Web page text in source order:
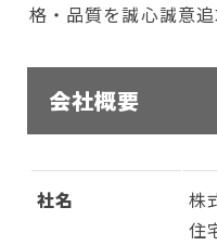
格・品質を誠心誠意追
会社概要
社名
株
住